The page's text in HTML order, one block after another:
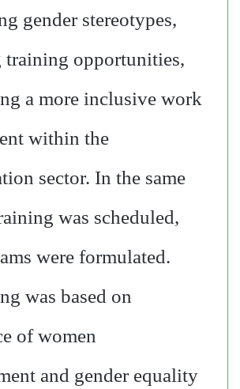
gender stereotypes,
opportunities,
a more inclusive work
within the
sector. In the same
was scheduled,
were formulated.
was based on
of women
and gender equality